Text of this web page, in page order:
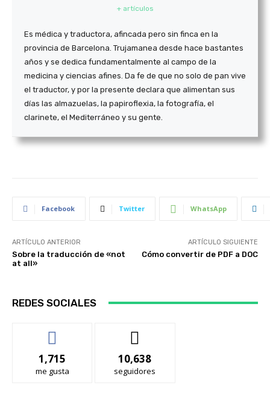
+ artículos
Es médica y traductora, afincada pero sin finca en la
provincia de Barcelona. Trujamanea desde hace bastantes
años y se dedica funda­men­tal­mente al campo de la
medicina y ciencias afines. Da fe de que no solo de pan vive
el traductor, y por la presente declara que alimentan sus
días las almazuelas, la papiroflexia, la fotografía, el
clarinete, el Mediterráneo y su gente.
Facebook Twitter WhatsApp
ARTÍCULO ANTERIOR
Sobre la traducción de «not
at all»
ARTÍCULO SIGUIENTE
Cómo convertir de PDF a DOC
REDES SOCIALES
1,715
me gusta
10,638
seguidores